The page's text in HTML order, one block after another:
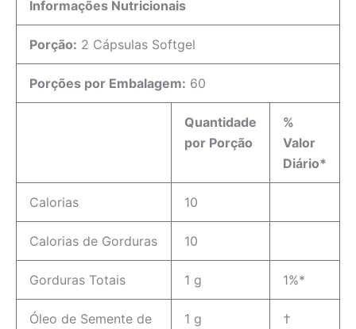
Informações Nutricionais
Porção: 2 Cápsulas Softgel
Porções por Embalagem: 60
Quantidade
por Porção
%
Valor
Diário*
Calorias 10
Calorias de Gorduras 10
Gorduras Totais 1 g 1%*
Óleo de Semente de 1 g †